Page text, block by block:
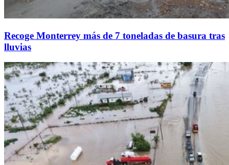
Recoge Monterrey más de 7 toneladas de basura tras
lluvias